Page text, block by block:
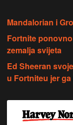
Mandalorian i
Fortnite
zemalja svijeta
Ed Sheeran
u Fortniteu jer